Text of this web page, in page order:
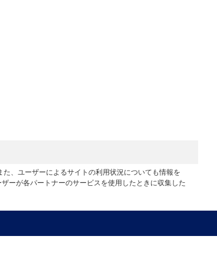
、ユーザーによるサイトの利用状況についても情報を
ーが各パートナーのサービスを使用したときに収集した